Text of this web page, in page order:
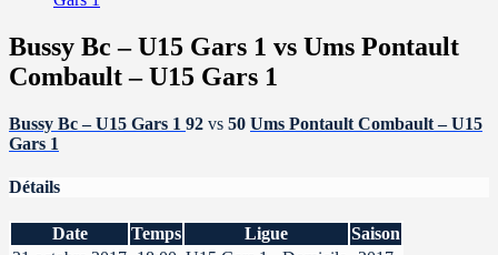
Bussy Bc – U15 Gars 1 vs Ums Pontault
Combault – U15 Gars 1
Bussy Bc – U15 Gars 1 92 vs 50 Ums Pontault Combault – U15
Gars 1
Détails
Date Temps Ligue
Saison